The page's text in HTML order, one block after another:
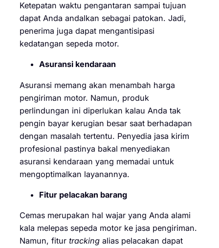
Ketepatan waktu pengantaran sampai tujuan
dapat Anda andalkan sebagai patokan. Jadi,
penerima juga dapat mengantisipasi
kedatangan sepeda motor.
Asuransi kendaraan
Asuransi memang akan menambah harga
pengiriman motor. Namun, produk
perlindungan ini diperlukan kalau Anda tak
pengin bayar kerugian besar saat berhadapan
dengan masalah tertentu. Penyedia jasa kirim
profesional pastinya bakal menyediakan
asuransi kendaraan yang memadai untuk
mengoptimalkan layanannya.
Fitur pelacakan barang
Cemas merupakan hal wajar yang Anda alami
kala melepas sepeda motor ke jasa pengiriman.
Namun, fitur tracking alias pelacakan dapat